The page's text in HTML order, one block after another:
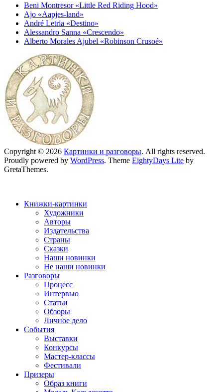
Beni Montresor «Little Red Riding Hood»
Ajo «Aapjes-land»
André Letria «Destino»
Alessandro Sanna «Crescendo»
Alberto Morales Ajubel «Robinson Crusoé»
Copyright © 2026 Картинки и разговоры. All rights reserved.
Proudly powered by WordPress. Theme EightyDays Lite by
GretaThemes.
Книжки-картинки
Художники
Авторы
Издательства
Страны
Сказки
Наши новинки
Не наши новинки
Разговоры
Процесс
Интервью
Статьи
Обзоры
Личное дело
События
Выставки
Конкурсы
Мастер-классы
Фестивали
Призеры
Образ книги